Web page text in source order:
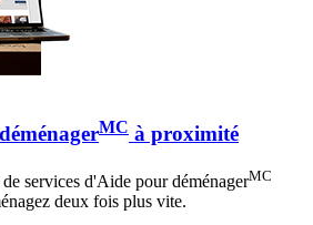
MC à proximité
services d'Aide pour déménagerMC
deux fois plus vite.